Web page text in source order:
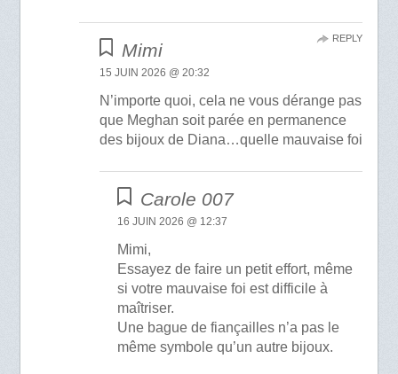
Mimi
15 JUIN 2026 @ 20:32
N’importe quoi, cela ne vous dérange pas
que Meghan soit parée en permanence
des bijoux de Diana…quelle mauvaise foi
REPLY
Carole 007
16 JUIN 2026 @ 12:37
Mimi,
Essayez de faire un petit effort, même
si votre mauvaise foi est difficile à
maîtriser.
Une bague de fiançailles n’a pas le
même symbole qu’un autre bijoux.